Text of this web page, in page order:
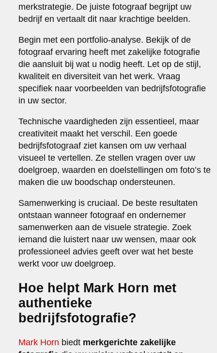
merkstrategie. De juiste fotograaf begrijpt uw
bedrijf en vertaalt dit naar krachtige beelden.
Begin met een portfolio-analyse. Bekijk of de
fotograaf ervaring heeft met zakelijke fotografie
die aansluit bij wat u nodig heeft. Let op de stijl,
kwaliteit en diversiteit van het werk. Vraag
specifiek naar voorbeelden van bedrijfsfotografie
in uw sector.
Technische vaardigheden zijn essentieel, maar
creativiteit maakt het verschil. Een goede
bedrijfsfotograaf ziet kansen om uw verhaal
visueel te vertellen. Ze stellen vragen over uw
doelgroep, waarden en doelstellingen om foto’s te
maken die uw boodschap ondersteunen.
Samenwerking is cruciaal. De beste resultaten
ontstaan wanneer fotograaf en ondernemer
samenwerken aan de visuele strategie. Zoek
iemand die luistert naar uw wensen, maar ook
professioneel advies geeft over wat het beste
werkt voor uw doelgroep.
Hoe helpt Mark Horn met
authentieke
bedrijfsfotografie?
Mark Horn biedt merkgerichte zakelijke